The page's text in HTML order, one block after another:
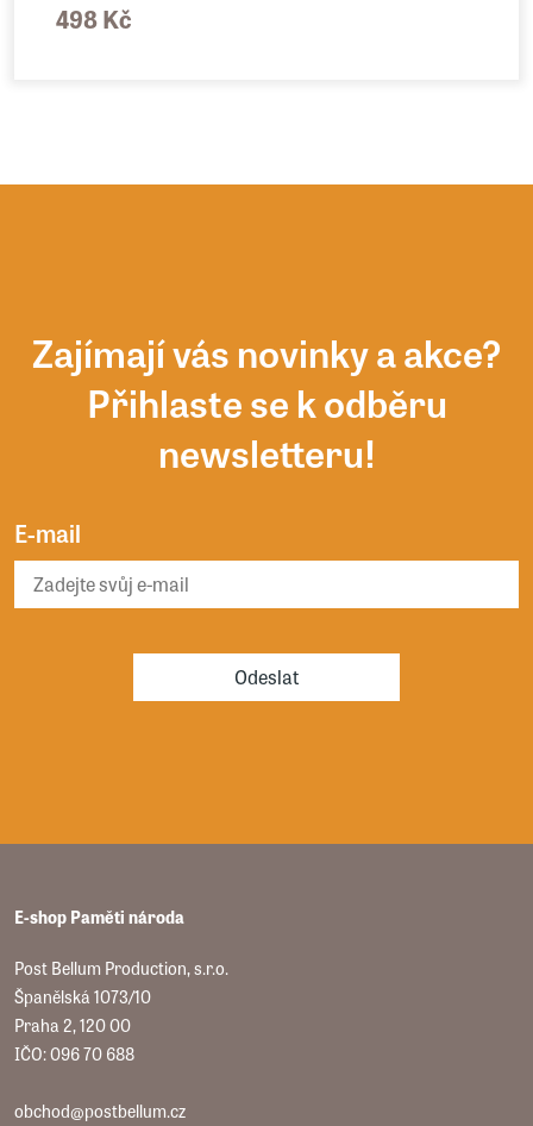
498 Kč
Zajímají vás novinky a akce?
Přihlaste se k odběru
newsletteru!
E-mail
Odeslat
E-shop Paměti národa
Post Bellum Production, s.r.o.
Španělská 1073/10
Praha 2, 120 00
IČO: 096 70 688
obchod@postbellum.cz